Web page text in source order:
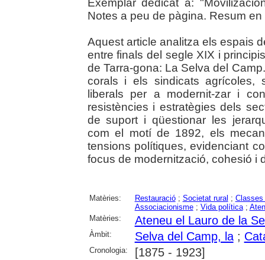
Exemplar dedicat a:
Notes a peu de pàgina. Resum
Aquest article analitza els espais
entre finals del segle XIX i
de Tarra-gona: La Selva del
corals i els sindicats agrícoles,
liberals per a modernit-zar i
resistències i estratègies dels
de suport i qüestionar les
com el motí de 1892, els
tensions polítiques, evidenciant
focus de modernització, cohesió i
Matèries: Restauració; Societat rural ;
Associacionisme; Vida política;
Matèries:
Ateneu el Lauro de la
Àmbit: Selva del Camp, la;
Cronologia: [1875 - 1923]